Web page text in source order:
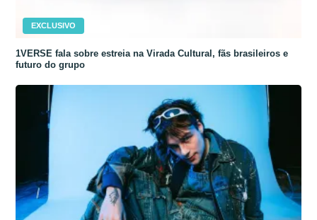
EXCLUSIVO
1VERSE fala sobre estreia na Virada Cultural, fãs brasileiros e
futuro do grupo